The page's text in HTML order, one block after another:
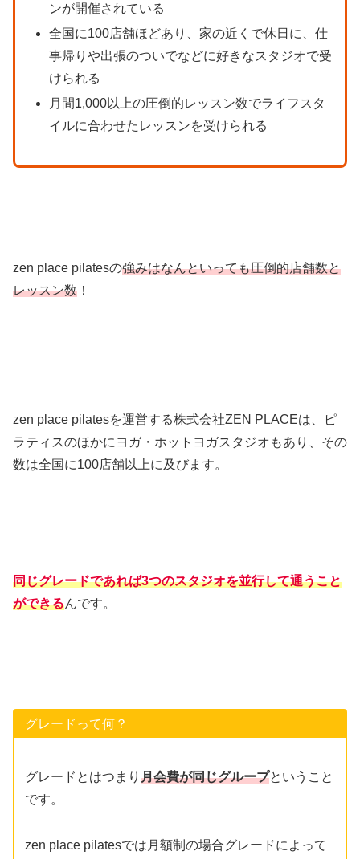
ンが開催されている
全国に100店舗ほどあり、家の近くで休日に、仕
事帰りや出張のついでなどに好きなスタジオで受
けられる
月間1,000以上の圧倒的レッスン数でライフスタ
イルに合わせたレッスンを受けられる
zen place pilatesの強みはなんといっても圧倒的店舗数と
レッスン数 ！
zen place pilatesを運営する株式会社ZEN PLACEは、ピ
ラティスのほかにヨガ・ホットヨガスタジオもあり、その
数は全国に100店舗以上に及びます。
同じグレードであれば3つのスタジオを並行して通うこと
ができるんです。
グレードって何？
グレードとはつまり 月会費が同じグループということ
です。
zen place pilatesでは月額制の場合グレードによって